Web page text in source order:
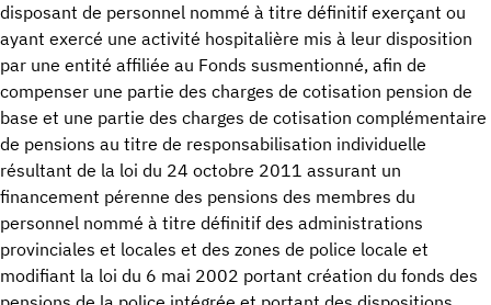
disposant de personnel nommé à titre définitif exerçant ou
ayant exercé une activité hospitalière mis à leur disposition
par une entité affiliée au Fonds susmentionné, afin de
compenser une partie des charges de cotisation pension de
base et une partie des charges de cotisation complémentaire
de pensions au titre de responsabilisation individuelle
résultant de la loi du 24 octobre 2011 assurant un
financement pérenne des pensions des membres du
personnel nommé à titre définitif des administrations
provinciales et locales et des zones de police locale et
modifiant la loi du 6 mai 2002 portant création du fonds des